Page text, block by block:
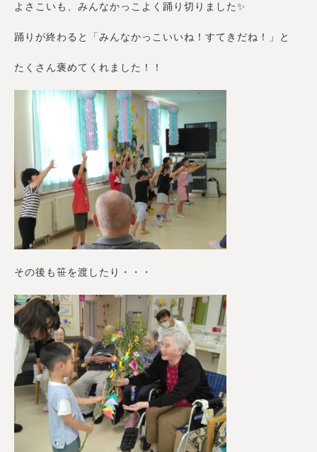
よさこいも、みんなかっこよく踊り切りました✨
踊りが終わると「みんなかっこいいね！すてきだね！」と
たくさん褒めてくれました！！
その後も笹を渡したり・・・